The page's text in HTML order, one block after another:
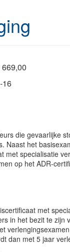
669,00
16
die gevaarlijke
Naast het
met specialisatie
op het ADR-
met
in het bezit te
dan met 5 jaar